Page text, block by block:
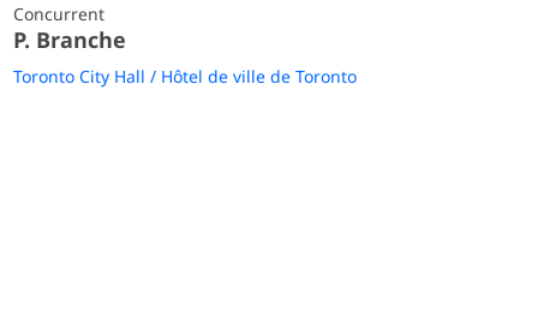
Concurrent
P. Branche
Toronto City Hall / Hôtel de ville de Toronto